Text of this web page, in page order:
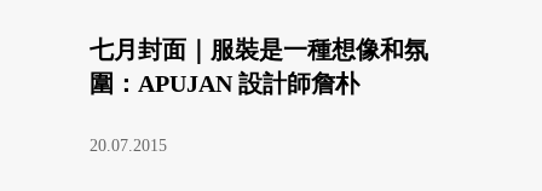
七月封面｜服裝是一種想像和氛
圍：APUJAN 設計師詹朴
20.07.2015